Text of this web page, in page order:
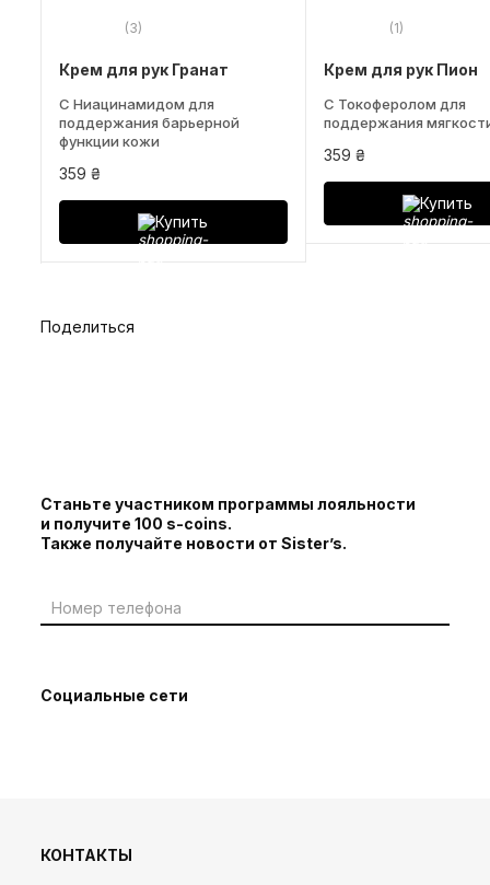
Поделиться
(3)
Крем для рук Гранат
С Ниацинамидом для
поддержания барьерной
функции кожи
359 ₴
Купить
(1)
Крем для рук Пион
С Токоферолом для
поддержания
359 ₴
Купить
Станьте участником программы лояльности
и получите 100 s-coins.
Также получайте новости от Sister’s.
Социальные сети
КОНТАКТЫ